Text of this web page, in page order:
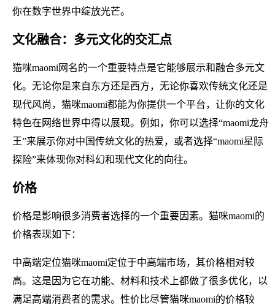
你在数字世界中绽放光芒。
文化融合：多元文化的交汇点
猫咪maomi网名的一个重要特点是它能够展示和融合多元文
化。无论你是来自东方还是西方，无论你喜欢传统文化还是
现代风尚，猫咪maomi都能为你提供一个平台，让你的文化
特色在网络世界中得以展现。例如，你可以选择“maomi龙舟
王”来展示你对中国传统文化的热爱，或者选择“maomi星际
探险”来体现你对科幻和现代文化的向往。
价格
价格是影响很多消费者选择的一个重要因素。猫咪maomi的
价格表现如下：
中高端定位猫咪maomi定位于中高端市场，其价格相对较
高。这是因为它在功能、材料和技术上都做了很多优化，以
满足高端消费者的需求。性价比尽管猫咪maomi的价格较